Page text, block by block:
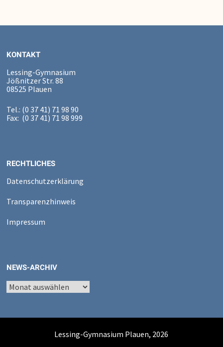
KONTAKT
Lessing-Gymnasium
Jößnitzer Str. 88
08525 Plauen
Tel.: (0 37 41) 71 98 90
Fax: (0 37 41) 71 98 999
RECHTLICHES
Datenschutzerklärung
Transparenzhinweis
Impressum
NEWS-ARCHIV
News-
Archiv
Lessing-Gymnasium Plauen, 2026